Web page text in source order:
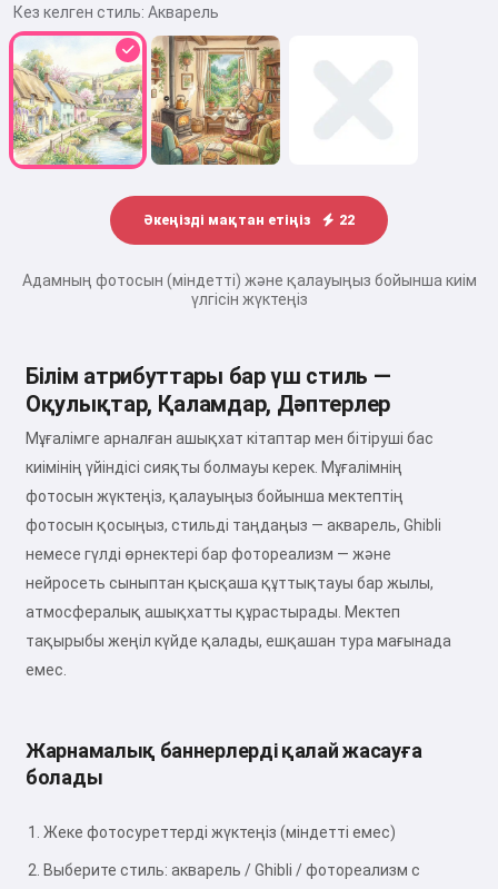
Кез келген стиль: Акварель
Әкеңізді мақтан етіңіз 22
Адамның фотосын (міндетті) және қалауыңыз бойынша киім
үлгісін жүктеңіз
Білім атрибуттары бар үш стиль —
Оқулықтар, Қаламдар, Дәптерлер
Мұғалімге арналған ашықхат кітаптар мен бітіруші бас
киімінің үйіндісі сияқты болмауы керек. Мұғалімнің
фотосын жүктеңіз, қалауыңыз бойынша мектептің
фотосын қосыңыз, стильді таңдаңыз — акварель, Ghibli
немесе гүлді өрнектері бар фотореализм — және
нейросеть сыныптан қысқаша құттықтауы бар жылы,
атмосфералық ашықхатты құрастырады. Мектеп
тақырыбы жеңіл күйде қалады, ешқашан тура мағынада
емес.
Жарнамалық баннерлерді қалай жасауға
болады
Жеке фотосуреттерді жүктеңіз (міндетті емес)
Выберите стиль: акварель / Ghibli / фотореализм с